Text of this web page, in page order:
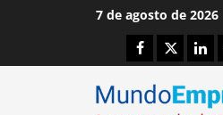
7 de agosto de 2026
Facebook
Twitter